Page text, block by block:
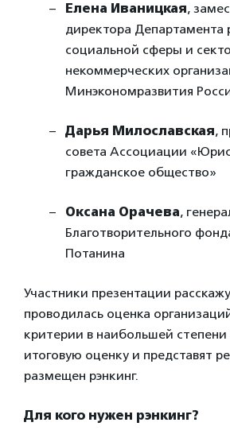
Елена Иваницкая,
директора Департамента
социальной сферы и
некоммерческих
Минэкономразвития
Дарья Милославская,
совета Ассоциации
гражданское общество»
Оксана Орачева,
Благотворительного
Потанина
Участники презентации
проводилась оценка
критерии в наибольшей степени
итоговую оценку и представят
размещен рэнкинг.
Для кого нужен рэнкинг?